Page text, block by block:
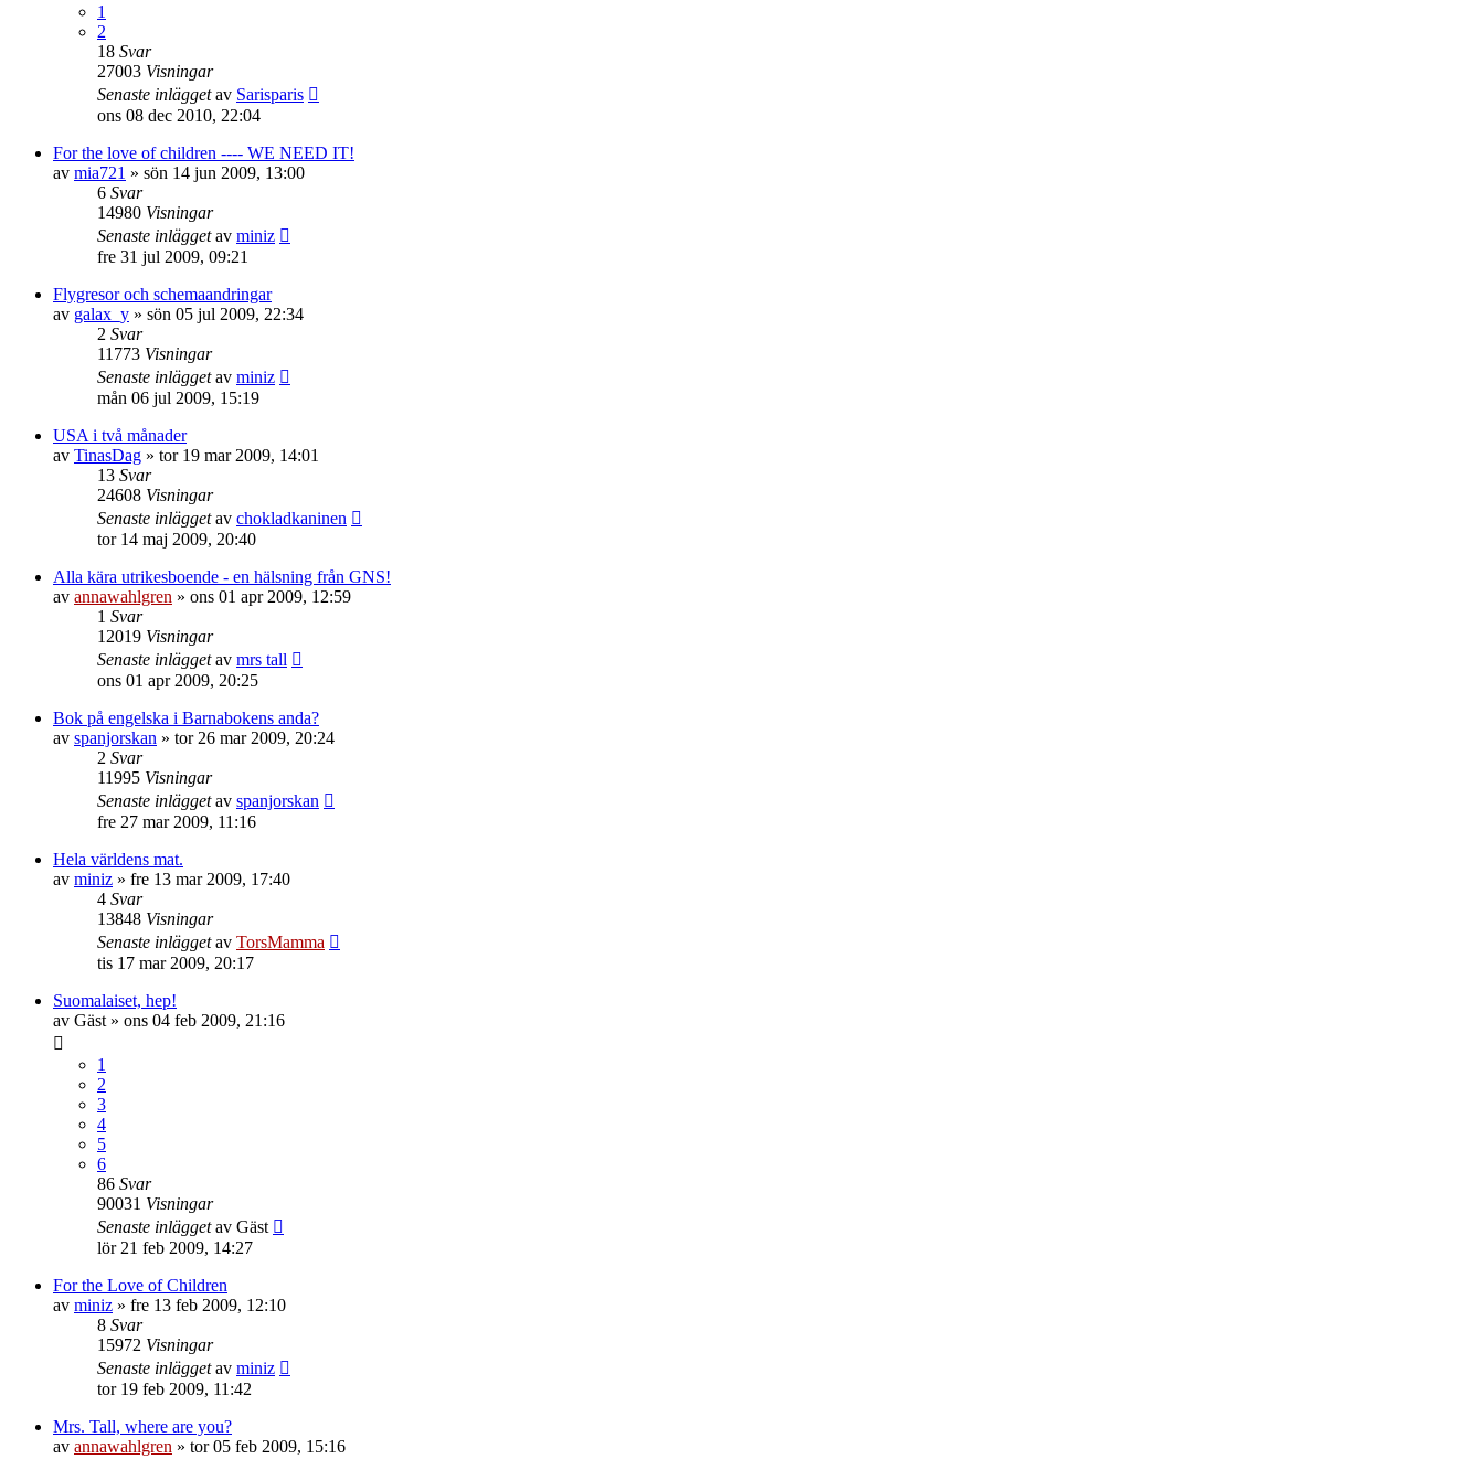
1
2
18 Svar
27003 Visningar
Senaste inläggetav Sarisparis
ons 08 dec 2010, 22:04
For the love of children ---- WE NEED IT!
av mia721 » sön 14 jun 2009, 13:00
6 Svar
14980 Visningar
Senaste inläggetav miniz
fre 31 jul 2009, 09:21
Flygresor och schemaandringar
av galax_y » sön 05 jul 2009, 22:34
2 Svar
11773 Visningar
Senaste inläggetav miniz
mån 06 jul 2009, 15:19
USA i två månader
av TinasDag » tor 19 mar 2009, 14:01
13 Svar
24608 Visningar
Senaste inläggetav chokladkaninen
tor 14 maj 2009, 20:40
Alla kära utrikesboende - en hälsning från GNS!
av annawahlgren » ons 01 apr 2009, 12:59
1 Svar
12019 Visningar
Senaste inläggetav mrs tall
ons 01 apr 2009, 20:25
Bok på engelska i Barnabokens anda?
av spanjorskan » tor 26 mar 2009, 20:24
2 Svar
11995 Visningar
Senaste inläggetav spanjorskan
fre 27 mar 2009, 11:16
Hela världens mat.
av miniz » fre 13 mar 2009, 17:40
4 Svar
13848 Visningar
Senaste inläggetav TorsMamma
tis 17 mar 2009, 20:17
Suomalaiset, hep!
av Gäst » ons 04 feb 2009, 21:16
1
2
3
4
5
6
86 Svar
90031 Visningar
Senaste inläggetav Gäst
lör 21 feb 2009, 14:27
For the Love of Children
av miniz » fre 13 feb 2009, 12:10
8 Svar
15972 Visningar
Senaste inläggetav miniz
tor 19 feb 2009, 11:42
Mrs. Tall, where are you?
av annawahlgren » tor 05 feb 2009, 15:16